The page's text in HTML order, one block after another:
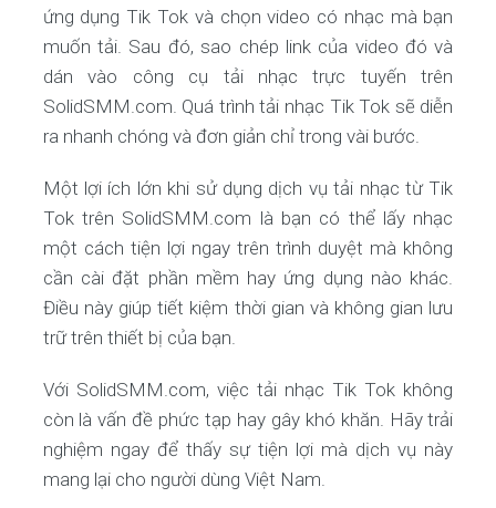
ứng dụng Tik Tok và chọn video có nhạc mà bạn
muốn tải. Sau đó, sao chép link của video đó và
dán vào công cụ tải nhạc trực tuyến trên
SolidSMM.com. Quá trình tải nhạc Tik Tok sẽ diễn
ra nhanh chóng và đơn giản chỉ trong vài bước.
Một lợi ích lớn khi sử dụng dịch vụ tải nhạc từ Tik
Tok trên SolidSMM.com là bạn có thể lấy nhạc
một cách tiện lợi ngay trên trình duyệt mà không
cần cài đặt phần mềm hay ứng dụng nào khác.
Điều này giúp tiết kiệm thời gian và không gian lưu
trữ trên thiết bị của bạn.
Với SolidSMM.com, việc tải nhạc Tik Tok không
còn là vấn đề phức tạp hay gây khó khăn. Hãy trải
nghiệm ngay để thấy sự tiện lợi mà dịch vụ này
mang lại cho người dùng Việt Nam.